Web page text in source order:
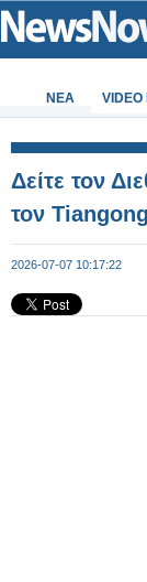
ΝΕΑ VIDEO
Δείτε τον
τον
2026-07-07 10:17:22